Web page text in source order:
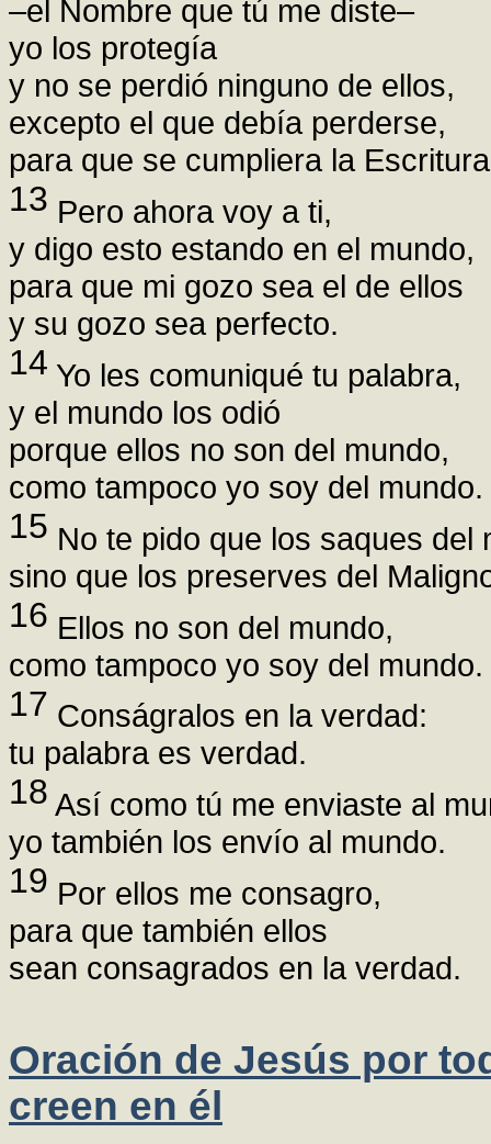
–el Nombre que tú me diste–
yo los protegía
y no se perdió ninguno de ellos,
excepto el que debía perderse,
para que se cumpliera la
13 Pero ahora voy a ti,
y digo esto estando en el mundo,
para que mi gozo sea el de ellos
y su gozo sea perfecto.
14 Yo les comuniqué tu palabra,
y el mundo los odió
porque ellos no son del mundo,
como tampoco yo soy del mundo.
15 No te pido que los saques del
sino que los preserves del
16 Ellos no son del mundo,
como tampoco yo soy del mundo.
17 Conságralos en la verdad:
tu palabra es verdad.
18 Así como tú me enviaste al
yo también los envío al mundo.
19 Por ellos me consagro,
para que también ellos
sean consagrados en la verdad.
Oración de Jesús por
creen en él